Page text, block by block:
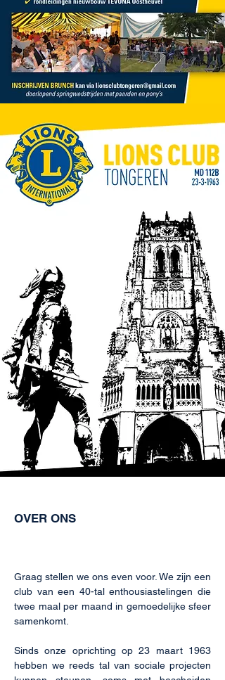
OVER ONS
Graag stellen we ons even voor. We zijn een
club van een 40-tal enthousiastelingen die
twee maal per maand in gemoedelijke sfeer
samenkomt.
Sinds onze oprichting op 23 maart 1963
hebben we reeds tal van sociale projecten